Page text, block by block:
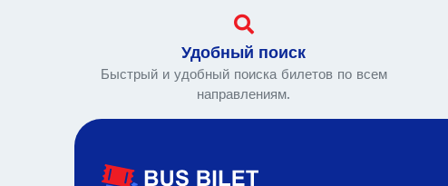
Удобный поиск
Быстрый и удобный поиска билетов по всем
направлениям.